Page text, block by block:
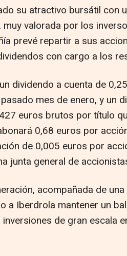
su atractivo bursátil con
valorada por los
prevé repartir a sus
con cargo a los
dividendo a cuenta de
mes de enero, y un
euros brutos por título
0,68 euros por
de 0,005 euros por
junta general de
acompañada de
a Iberdrola mantener un
de gran escala